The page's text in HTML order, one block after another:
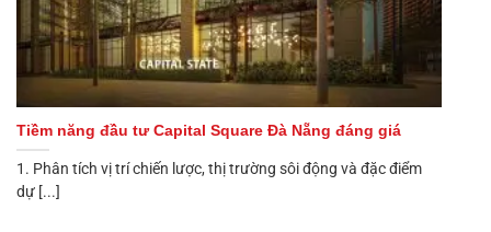
Tiềm năng đầu tư Capital Square Đà Nẵng đáng giá
1. Phân tích vị trí chiến lược, thị trường sôi động và đặc điểm
dự [...]